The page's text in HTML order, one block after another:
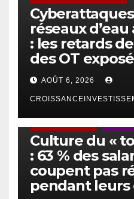
réseaux
: les retards
des OT
AOÛT 6, 2026
Culture du «
: 63 % des
coupent pas
pendant leurs